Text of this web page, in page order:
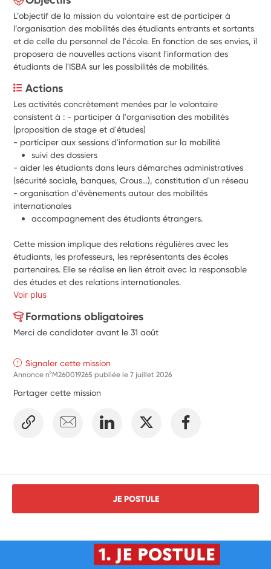
L’objectif de la mission du volontaire est de participer à
l’organisation des mobilités des étudiants entrants et sortants
et de celle du personnel de l'école. En fonction de ses envies, il
proposera de nouvelles actions visant l'information des
étudiants de l'ISBA sur les possibilités de mobilités.
Actions
Les activités concrètement menées par le volontaire
consistent à : - participer à l'organisation des mobilités
(proposition de stage et d'études)
- participer aux sessions d'information sur la mobilité
suivi des dossiers
- aider les étudiants dans leurs démarches administratives
(sécurité sociale, banques, Crous…), constitution d'un réseau
- organisation d'évènements autour des mobilités
internationales
accompagnement des étudiants étrangers.
Cette mission implique des relations régulières avec les
étudiants, les professeurs, les représentants des écoles
partenaires. Elle se réalise en lien étroit avec la responsable
des études et des relations internationales.
Voir plus
Formations obligatoires
Merci de candidater avant le 31 août
Signaler cette mission
Annonce n°M260019265 publiée le7 juillet 2026
Partager cette mission
JE POSTULE